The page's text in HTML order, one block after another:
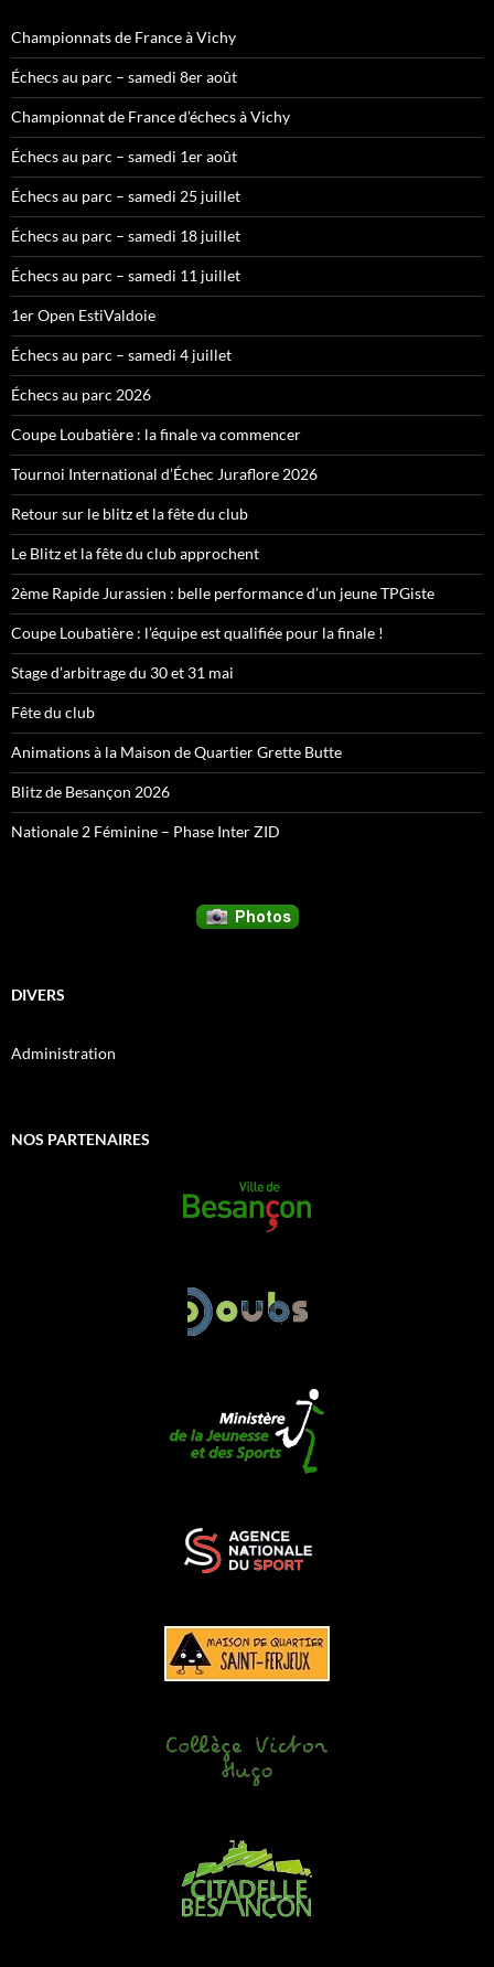
Championnats de France à Vichy
Échecs au parc – samedi 8er août
Championnat de France d’échecs à Vichy
Échecs au parc – samedi 1er août
Échecs au parc – samedi 25 juillet
Échecs au parc – samedi 18 juillet
Échecs au parc – samedi 11 juillet
1er Open EstiValdoie
Échecs au parc – samedi 4 juillet
Échecs au parc 2026
Coupe Loubatière : la finale va commencer
Tournoi International d’Échec Juraflore 2026
Retour sur le blitz et la fête du club
Le Blitz et la fête du club approchent
2ème Rapide Jurassien : belle performance d’un jeune TPGiste
Coupe Loubatière : l’équipe est qualifiée pour la finale !
Stage d’arbitrage du 30 et 31 mai
Fête du club
Animations à la Maison de Quartier Grette Butte
Blitz de Besançon 2026
Nationale 2 Féminine – Phase Inter ZID
DIVERS
Administration
NOS PARTENAIRES